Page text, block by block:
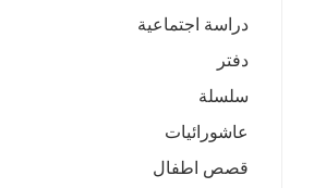
دراسة اجتماعية
دفتر
سلسلة
عاشورائيات
قصص اطفال